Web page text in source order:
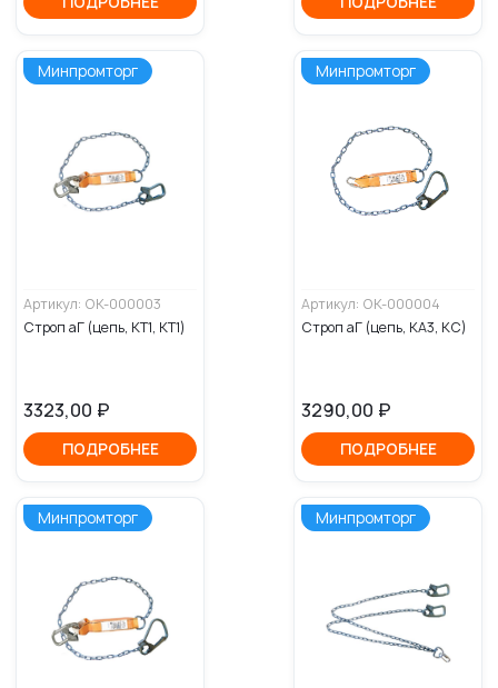
Минпромторг
Артикул: OK-000003
Строп аГ (цепь, КТ1, КТ1)
3323,00 ₽
ПОДРОБНЕЕ
Минпромторг
Артикул: OK-000004
Строп аГ (цепь, КА3, КС)
3290,00 ₽
ПОДРОБНЕЕ
Минпромторг Минпромторг